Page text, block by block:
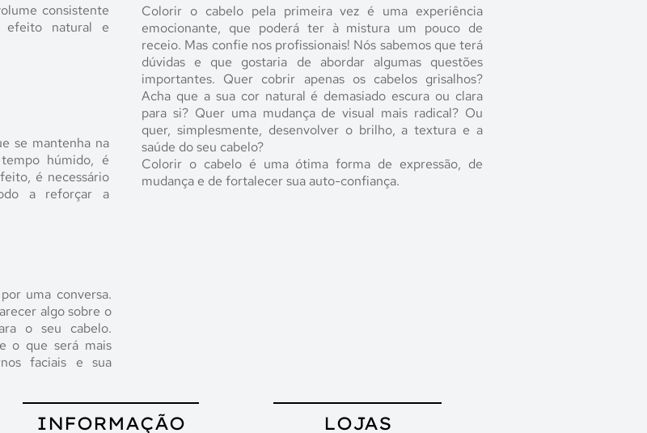
consistente
efeito natural e
se mantenha na
húmido, é
é necessário
a reforçar a
Colorir o cabelo pela primeira vez é uma experiência
emocionante, que poderá ter à mistura um pouco de
receio. Mas confie nos profissionais! Nós sabemos que terá
dúvidas e que gostaria de abordar algumas questões
importantes. Quer cobrir apenas os cabelos grisalhos?
Acha que a sua cor natural é demasiado escura ou clara
para si? Quer uma mudança de visual mais radical? Ou
quer, simplesmente, desenvolver o brilho, a textura e a
saúde do seu cabelo?
Colorir o cabelo é uma ótima forma de expressão, de
mudança e de fortalecer sua auto-confiança.
uma conversa.
algo sobre o
o seu cabelo.
o que será mais
faciais e sua
INFORMAÇÃO LOJAS